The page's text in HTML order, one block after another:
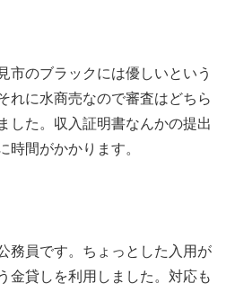
市のブラックには優しいという
れに水商売なので審査はどちら
した。収入証明書なんかの提出
時間がかかります。
務員です。ちょっとした入用が
金貸しを利用しました。対応も